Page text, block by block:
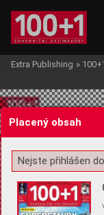
Žádost o souhlas
Extra Publishing »
Placený obsah
Nejste přihlášen